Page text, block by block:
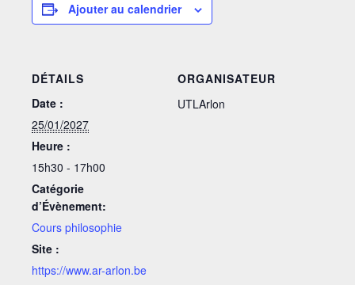
Ajouter au calendrier
DÉTAILS
Date :
25/01/2027
Heure :
15h30 - 17h00
Catégorie
d’Évènement:
Cours philosophie
Site :
https://www.ar-arlon.be
ORGANISATEUR
UTLArlon